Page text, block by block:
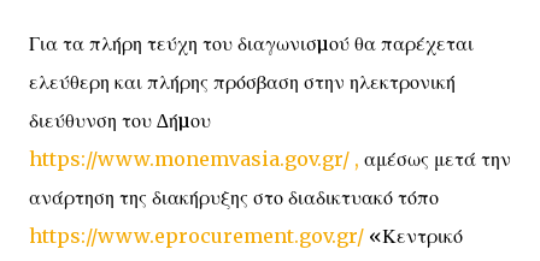
Για τα πλήρη τεύχη του διαγωνισµού θα παρέχεται
ελεύθερη και πλήρης πρόσβαση στην ηλεκτρονική
διεύθυνση του ∆ήµου
https://www.monemvasia.gov.gr/ , αμέσως μετά την
ανάρτηση της διακήρυξης στο διαδικτυακό τόπο
https://www.eprocurement.gov.gr/ «Κεντρικό